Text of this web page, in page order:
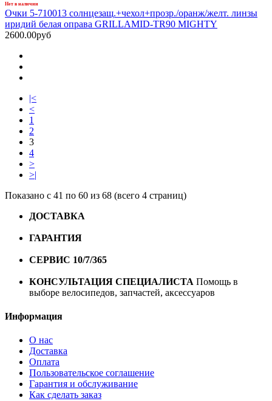
Нет в наличии
Очки 5-710013 солнцезащ.+чехол+прозр./оранж/желт. линзы
иридий белая оправа GRILLAMID-TR90 MIGHTY
2600.00руб
|<
<
1
2
3
4
>
>|
Показано с 41 по 60 из 68 (всего 4 страниц)
ДОСТАВКА
ГАРАНТИЯ
СЕРВИС 10/7/365
КОНСУЛЬТАЦИЯ СПЕЦИАЛИСТА Помощь в
выборе велосипедов, запчастей, аксессуаров
Информация
О нас
Доставка
Оплата
Пользовательское соглашение
Гарантия и обслуживание
Как сделать заказ